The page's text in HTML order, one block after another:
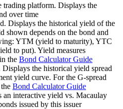
trading platform. Displays the
over time
Displays the historical yield of the
shown depends on the bond and
YTM (yield to maturity), YTC
to put). Yield measures
the Bond Calculator Guide
Displays the historical yield spread
yield curve. For the G-spread
Bond Calculator Guide
an interactive yield vs. Macaulay
issued by this issuer